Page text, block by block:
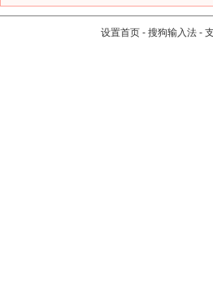
设置首页 - 搜狗输入法 -